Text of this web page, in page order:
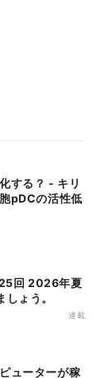
する？ - キリ
pDCの活性低
回 2026年夏
ょう。
連載
ューターが稼